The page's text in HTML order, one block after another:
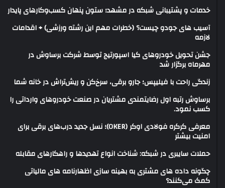
خدمات و پشتیبانی شبکه در مشهد؛ ستون پنهان کسب‌وکارهای پایدار
آسیب های جودو چیست؟ (خطرات مهم این رشته ورزشی) + اقدامات
لازمه
جشن تحویل خودروهای کیا اسپورتیج توسط شرکت برساوش در
مهرماه برگزار شد
زندگی راحت با فیلیپس؛ جارو برقی، سرخ‌کن و ریش‌تراش در خانه شما
برساوش رتبه اول رضایتمندی مشتریان در صنعت خودروهای وارداتی را
کسب نمود.
معرفی کرکره فولادی اوکر (OKER)؛ نسل جدید درب‌های برقی برای
امنیت بیشتر
حملات سایبری در شبکه: شناخت انواع تهدیدها و راهکارهای مقابله
چگونه داده های مشتری به بهینه سازی اظهارنامه های مالیاتی
کمک می‌کنند؟